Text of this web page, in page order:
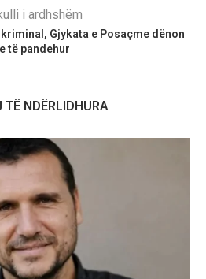
i ardhshëm
Gjykata e Posaçme dënon
të pandehur
TË NDËRLIDHURA